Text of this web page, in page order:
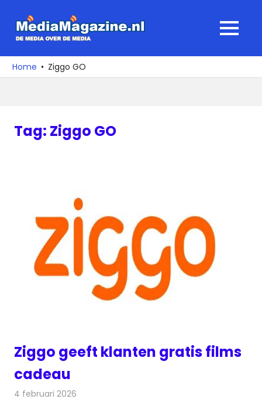
naar
media
over
MENU
Home Ziggo GO
Tag: Ziggo GO
Ziggo geeft klanten gratis films
cadeau
4 februari 2026